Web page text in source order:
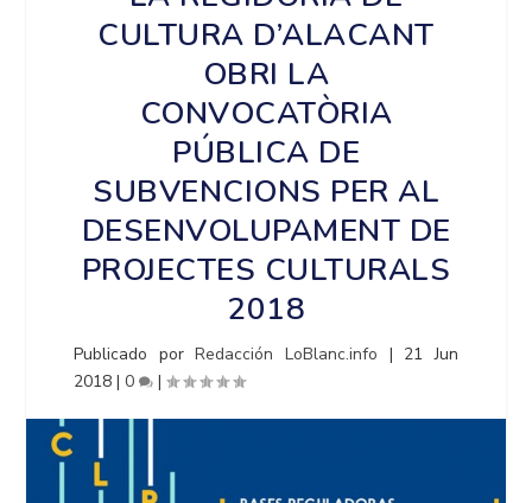
CULTURA D’ALACANT
OBRI LA
CONVOCATÒRIA
PÚBLICA DE
SUBVENCIONS PER AL
DESENVOLUPAMENT DE
PROJECTES CULTURALS
2018
Publicado porRedacción LoBlanc.info | 21 Jun
2018 |0 |